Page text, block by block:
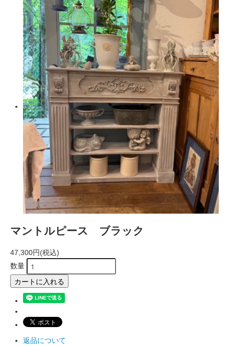
マントルピース ブラック
47,300円(税込)
数量
カートに入れる
返品について